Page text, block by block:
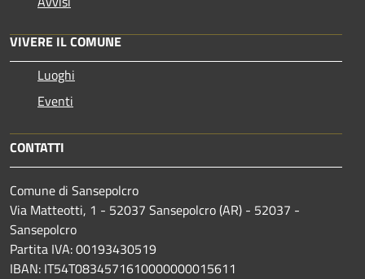
VIVERE IL COMUNE
Luoghi
Eventi
CONTATTI
Comune di Sansepolcro
Via Matteotti, 1 - 52037 Sansepolcro (AR) - 52037 -
Sansepolcro
Partita IVA: 00193430519
IBAN: IT54T0834571610000000015611